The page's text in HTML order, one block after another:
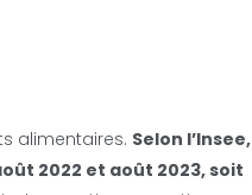
alimentaires. Selon l’Insee,
2022 et août 2023, soit